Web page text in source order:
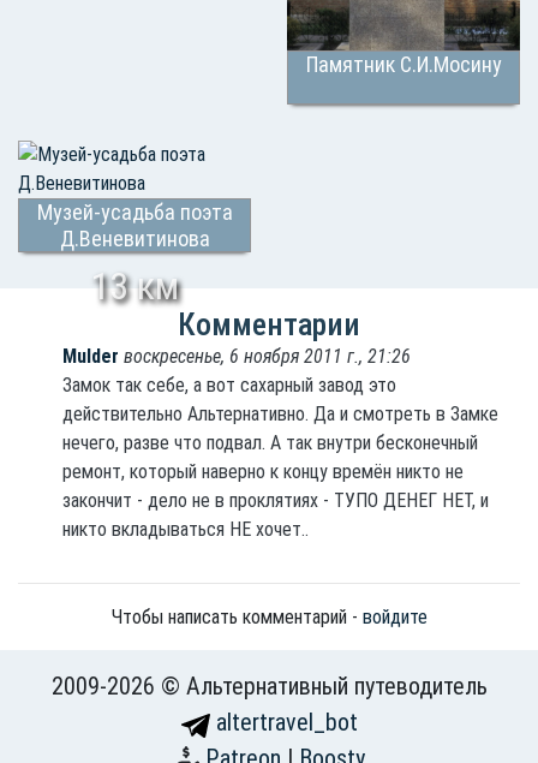
Памятник С.И.Мосину
Музей-усадьба поэта
Д.Веневитинова
13 км
Комментарии
Mulder воскресенье, 6 ноября 2011 г., 21:26
Замок так себе, а вот сахарный завод это
действительно Альтернативно. Да и смотреть в Замке
нечего, разве что подвал. А так внутри бесконечный
ремонт, который наверно к концу времён никто не
закончит - дело не в проклятиях - ТУПО ДЕНЕГ НЕТ, и
никто вкладываться НЕ хочет..
Чтобы написать комментарий - войдите
2009-2026 © Альтернативный путеводитель
altertravel_bot